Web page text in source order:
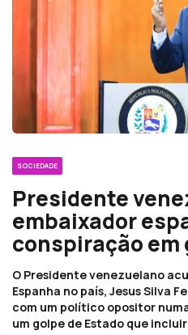
SOCIEDADE
Presidente
embaixador
conspiração em
O Presidente venezuelano
Espanha no país, Jesus Silva
com um político opositor
um golpe de Estado que